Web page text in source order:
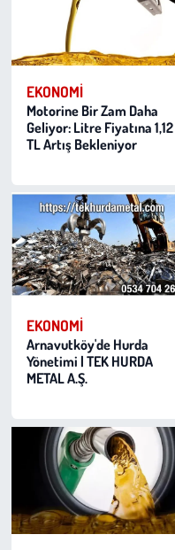
EKONOMI
Motorine Bir Zam Daha
Geliyor: Litre Fiyatına 1,12
TL Artış Bekleniyor
EKONOMI
Arnavutköy'de Hurda
Yönetimi | TEK HURDA
METAL A.Ş.
Vefat İlanları
Hukuk
Son Dakika
Kent